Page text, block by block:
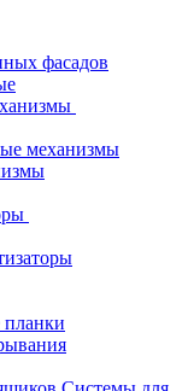
фасадов
механизмы